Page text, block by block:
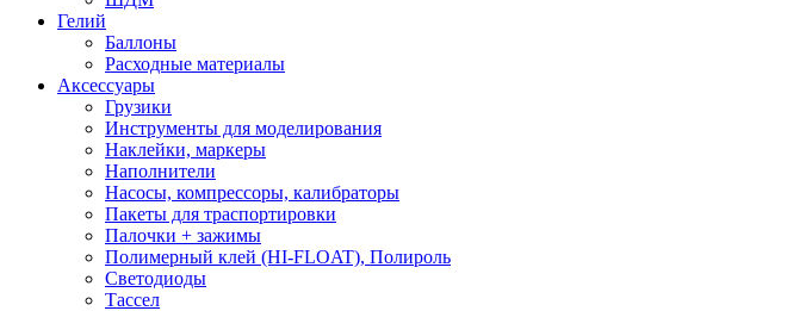
Гелий
Баллоны
Расходные материалы
Аксессуары
Грузики
Инструменты для моделирования
Наклейки, маркеры
Наполнители
Насосы, компрессоры, калибраторы
Пакеты для траспортировки
Палочки + зажимы
Полимерный клей (HI-FLOAT), Полироль
Светодиоды
Тассел